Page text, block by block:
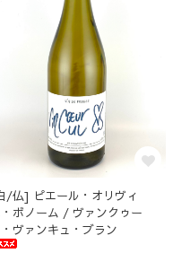
/仏] ピエール・オリヴィ
ボノーム / ヴァンクゥー
ヴァンキュ・ブラン